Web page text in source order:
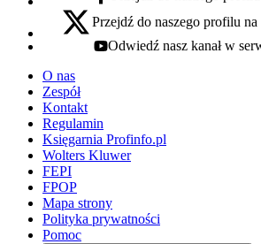
x - otwiera się w nowej karcie
Przejdź do naszego profilu
youtube - otwiera się w nowej karcie
Odwiedź nasz kanał w
O nas
Zespół
Kontakt
Regulamin
Księgarnia Profinfo.pl
Wolters Kluwer
FEPI
FPOP
Mapa strony
Polityka prywatności
Pomoc